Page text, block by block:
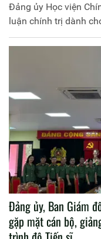
Đảng ủy Học viện
luận chính trị dành
Đảng ủy, Ban Giám
gặp mặt cán bộ,